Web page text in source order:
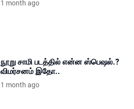
விமர்சனம் இதோ..
1 month ago